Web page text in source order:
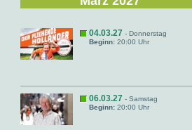
04.03.27 - Donnerstag
Beginn: 20:00 Uhr
06.03.27 - Samstag
Beginn: 20:00 Uhr